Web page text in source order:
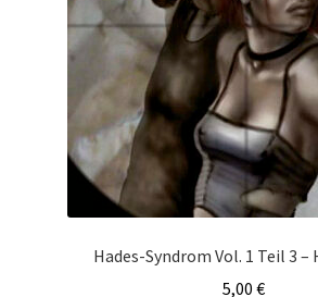
Hades-Syndrom Vol. 1 Teil 3
5,00 €